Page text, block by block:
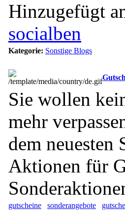
Hinzugefügt
socialben
Kategorie: Sonstige Blogs
Sie wollen
mehr
dem neuesten
Aktionen für
gutscheine sonderangebote